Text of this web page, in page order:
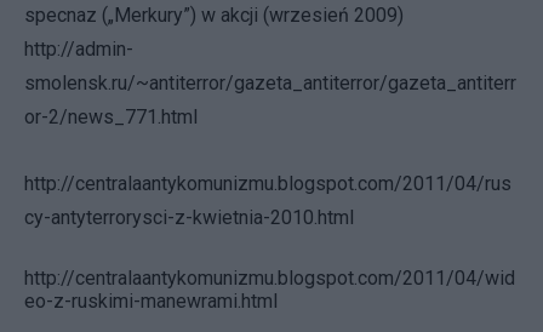
specnaz („Merkury”) w akcji (wrzesień 2009)
http://admin-
smolensk.ru/~antiterror/gazeta_antiterror/gazeta_antiterr
or-2/news_771.html
http://centralaantykomunizmu.blogspot.com/2011/04/rus
cy-antyterrorysci-z-kwietnia-2010.html
http://centralaantykomunizmu.blogspot.com/2011/04/wid
eo-z-ruskimi-manewrami.html